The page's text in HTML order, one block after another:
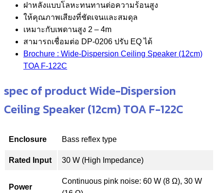
ฝาหลังแบบโลหะทนทานต่อความร้อนสูง
ให้คุณภาพเสียงที่ชัดเจนและสมดุล
เหมาะกับเพดานสูง 2 – 4m
สามารถเชื่อมต่อ DP-0206 ปรับ EQ ได้
Brochure : Wide-Dispersion Ceiling Speaker (12cm)
TOA F-122C
spec of product Wide-Dispersion
Ceiling Speaker (12cm) TOA F-122C
Enclosure Bass reflex type
Rated Input 30 W (High Impedance)
Power
Continuous pink noise: 60 W (8 Ω), 30 W